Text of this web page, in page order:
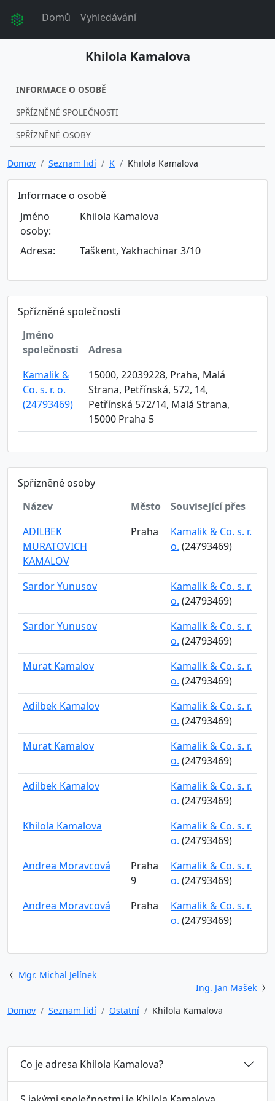
Domů Vyhledávání
Khilola Kamalova
INFORMACE O OSOBĚ
SPŘÍZNĚNÉ SPOLEČNOSTI
SPŘÍZNĚNÉ OSOBY
Domov Seznam lidí K Khilola Kamalova
Informace o osobě
Jméno
osoby:
Khilola Kamalova
Adresa: Taškent, Yakhachinar 3/10
Spřízněné společnosti
Jméno
společnosti
Adresa
Kamalik &
Co. s. r. o.
(24793469)
15000, 22039228, Praha, Malá
Strana, Petřínská, 572, 14,
Petřínská 572/14, Malá Strana,
15000 Praha 5
Spřízněné osoby
Název
Město
Související přes
ADILBEK
MURATOVICH
KAMALOV
Praha
Kamalik & Co. s. r.
o. (24793469)
Sardor Yunusov
Kamalik & Co. s. r.
o. (24793469)
Sardor Yunusov
Kamalik & Co. s. r.
o. (24793469)
Murat Kamalov
Kamalik & Co. s. r.
o. (24793469)
Adilbek Kamalov
Kamalik & Co. s. r.
o. (24793469)
Murat Kamalov
Kamalik & Co. s. r.
o. (24793469)
Adilbek Kamalov
Kamalik & Co. s. r.
o. (24793469)
Khilola Kamalova
Kamalik & Co. s. r.
o. (24793469)
Andrea Moravcová
Praha
9
Kamalik & Co. s. r.
o. (24793469)
Andrea Moravcová
Praha
Kamalik & Co. s. r.
o. (24793469)
Mgr. Michal Jelínek
Ing. Jan Mašek
Domov
Seznam lidí Ostatní Khilola Kamalova
Co je adresa Khilola Kamalova?